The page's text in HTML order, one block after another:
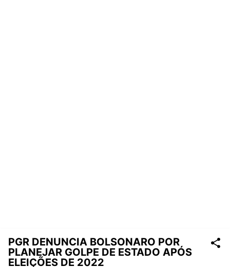
PGR DENUNCIA BOLSONARO POR
PLANEJAR GOLPE DE ESTADO APÓS
ELEIÇÕES DE 2022